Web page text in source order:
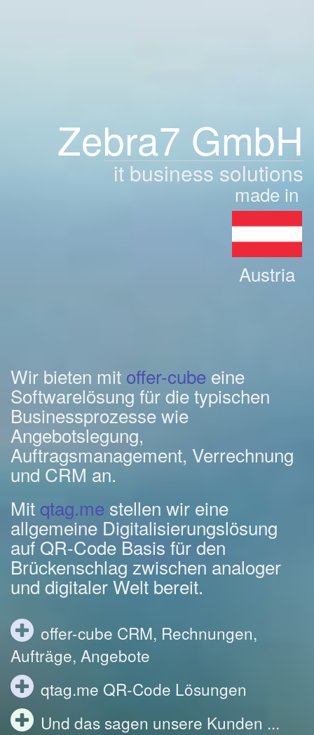
Zebra7 GmbH
it business solutions
made in
Austria
Wir bieten mit offer-cube eine
Softwarelösung für die typischen
Businessprozesse wie
Angebotslegung,
Auftragsmanagement, Verrechnung
und CRM an.
Mit qtag.me stellen wir eine
allgemeine Digitalisierungslösung
auf QR-Code Basis für den
Brückenschlag zwischen analoger
und digitaler Welt bereit.
offer-cube CRM, Rechnungen,
Aufträge, Angebote
qtag.me QR-Code Lösungen
Und das sagen unsere Kunden ...